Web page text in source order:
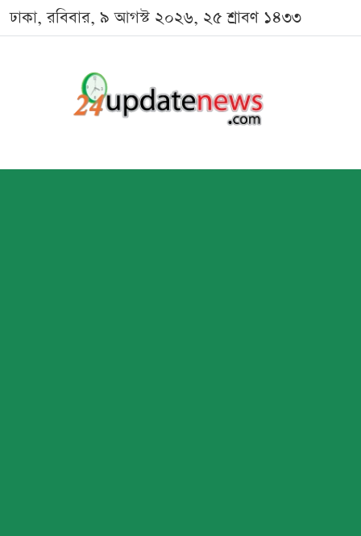
ঢাকা, রবিবার, ৯ আগস্ট ২০২৬, ২৫ শ্রাবণ ১৪৩৩